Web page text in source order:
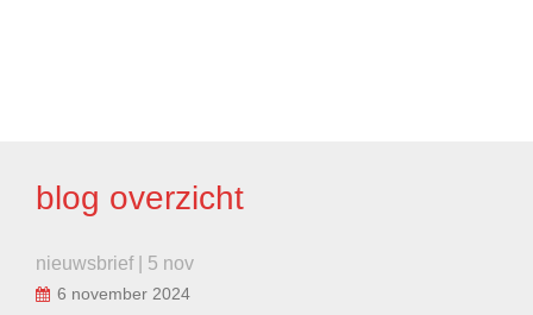
blog overzicht
nieuwsbrief | 5 nov
6 november 2024